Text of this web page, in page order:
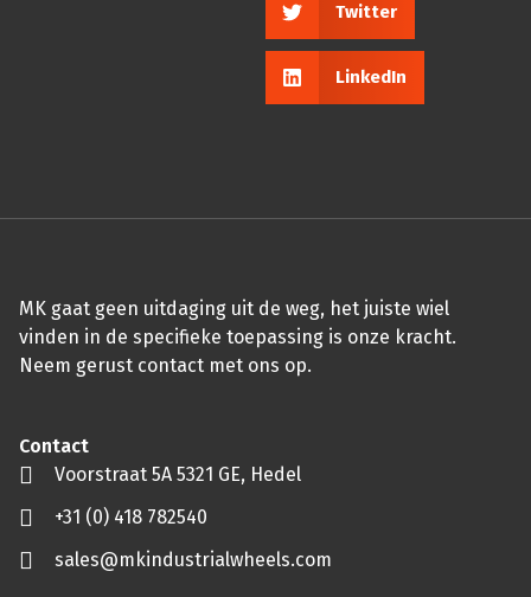
Twitter
LinkedIn
MK gaat geen uitdaging uit de weg, het juiste wiel
vinden in de specifieke toepassing is onze kracht.
Neem gerust contact met ons op.
Contact
Voorstraat 5A 5321 GE, Hedel
+31 (0) 418 782540
sales@mkindustrialwheels.com